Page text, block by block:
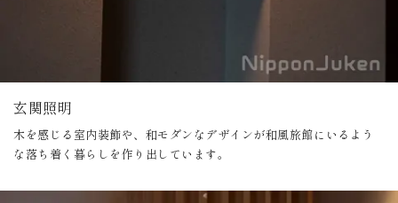
玄関照明
木を感じる室内装飾や、和モダンなデザインが和風旅館にいるよう
な落ち着く暮らしを作り出しています。